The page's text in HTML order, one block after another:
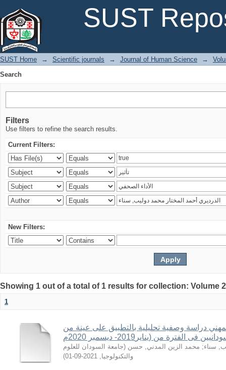
SUST
SUST Home → Scientific journals → Journal of Human Science →
Search
Filters
Use filters to refine the search results.
Current Filters:
New Filters:
Showing 1 out of a total of 1 results for collection: Volume
1
دراسة وصفية تحليلية بالتطبيق على عينة من
فى الفترة من (يناير2019- ديسمبر 2020م
سناء; محمد الزين المدني, حسن (جامعة السودان للعلوم
والتكنولوجيا,
2021-09-01
)